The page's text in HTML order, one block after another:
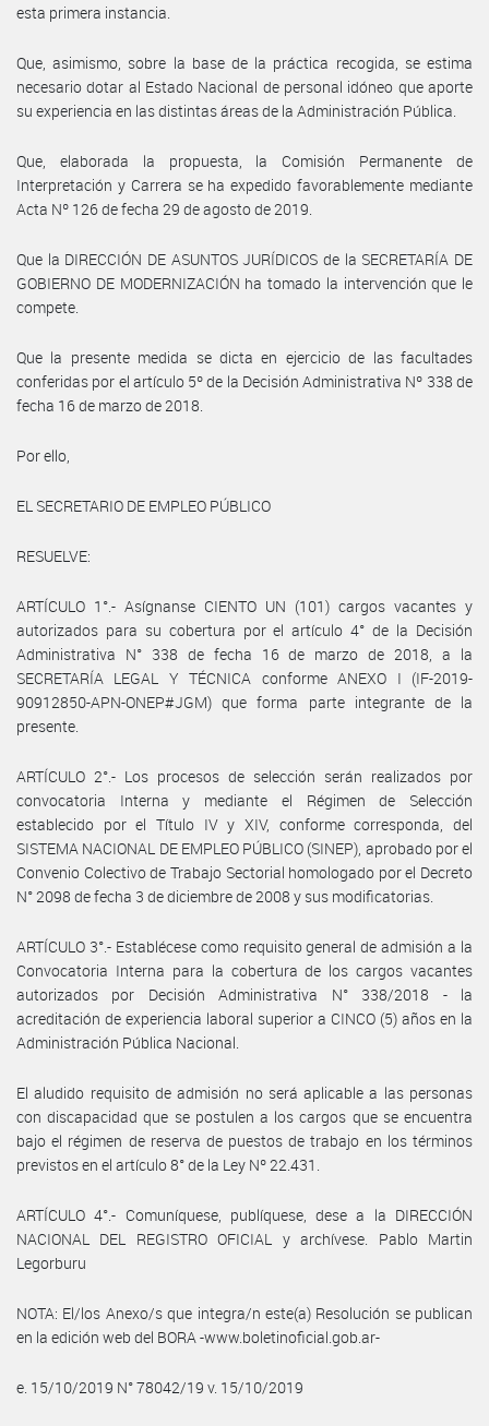
esta primera instancia.
Que, asimismo, sobre la base de la práctica recogida, se estima
necesario dotar al Estado Nacional de personal idóneo que aporte
su experiencia en las distintas áreas de la Administración Pública.
Que, elaborada la propuesta, la Comisión Permanente de
Interpretación y Carrera se ha expedido favorablemente mediante
Acta Nº 126 de fecha 29 de agosto de 2019.
Que la DIRECCIÓN DE ASUNTOS JURÍDICOS de la SECRETARÍA DE
GOBIERNO DE MODERNIZACIÓN ha tomado la intervención que le
compete.
Que la presente medida se dicta en ejercicio de las facultades
conferidas por el artículo 5º de la Decisión Administrativa Nº 338 de
fecha 16 de marzo de 2018.
Por ello,
EL SECRETARIO DE EMPLEO PÚBLICO
RESUELVE:
ARTÍCULO 1°.- Asígnanse CIENTO UN (101) cargos vacantes y
autorizados para su cobertura por el artículo 4° de la Decisión
Administrativa N° 338 de fecha 16 de marzo de 2018, a la
SECRETARÍA LEGAL Y TÉCNICA conforme ANEXO I (IF-2019-
90912850-APN-ONEP#JGM) que forma parte integrante de la
presente.
ARTÍCULO 2°.- Los procesos de selección serán realizados por
convocatoria Interna y mediante el Régimen de Selección
establecido por el Título IV y XIV, conforme corresponda, del
SISTEMA NACIONAL DE EMPLEO PÚBLICO (SINEP), aprobado por el
Convenio Colectivo de Trabajo Sectorial homologado por el Decreto
N° 2098 de fecha 3 de diciembre de 2008 y sus modificatorias.
ARTÍCULO 3°.- Establécese como requisito general de admisión a la
Convocatoria Interna para la cobertura de los cargos vacantes
autorizados por Decisión Administrativa N° 338/2018 - la
acreditación de experiencia laboral superior a CINCO (5) años en la
Administración Pública Nacional.
El aludido requisito de admisión no será aplicable a las personas
con discapacidad que se postulen a los cargos que se encuentra
bajo el régimen de reserva de puestos de trabajo en los términos
previstos en el artículo 8° de la Ley Nº 22.431.
ARTÍCULO 4°.- Comuníquese, publíquese, dese a la DIRECCIÓN
NACIONAL DEL REGISTRO OFICIAL y archívese. Pablo Martin
Legorburu
NOTA: El/los Anexo/s que integra/n este(a) Resolución se publican
en la edición web del BORA -www.boletinoficial.gob.ar-
e. 15/10/2019 N° 78042/19 v. 15/10/2019